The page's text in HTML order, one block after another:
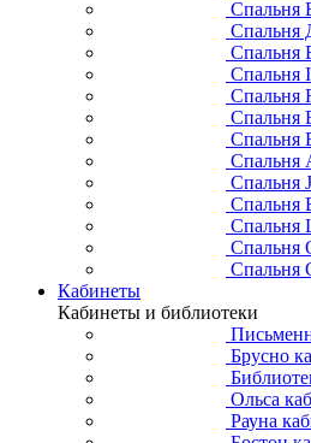
Спальня
Спальня
Спальня
Спальня
Спальня
Спальня
Спальня
Спальня
Спальня
Спальня
Спальня
Спальня
Спальня
Кабинеты
Кабинеты и библиотеки
Брусно
Ольса
Рауна